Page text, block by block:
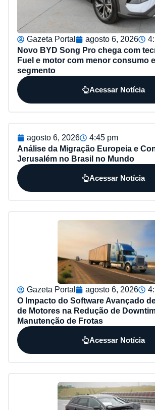
Gazeta Portal agosto 6, 2026
Novo BYD Song Pro chega com
Fuel e motor com menor consumo
segmento
Acessar Notícia
agosto 6, 2026
4:45 pm
Análise da Migração Europeia e
Jerusalém no Brasil no Mundo
Acessar Notícia
Gazeta Portal agosto 6, 2026
O Impacto do Software Avançado
de Motores na Redução de
Manutenção de Frotas
Acessar Notícia